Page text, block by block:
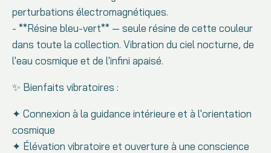
perturbations électromagnétiques.
- **Résine bleu-vert** — seule résine de cette couleur
dans toute la collection. Vibration du ciel nocturne, de
l'eau cosmique et de l'infini apaisé.
✨ Bienfaits vibratoires :
✦ Connexion à la guidance intérieure et à l'orientation
cosmique
✦ Élévation vibratoire et ouverture à une conscience